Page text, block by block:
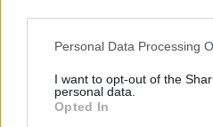
Please note that this website/
not limited to your visit or usage
grant or deny consent to
use your data for below
Personal Data Processing
I want to opt-out of the
personal data.
Opted In
Αυτή είναι η πρώτη «έξυπνη»
δυνατότητες μουσικής,
σύνδεσης